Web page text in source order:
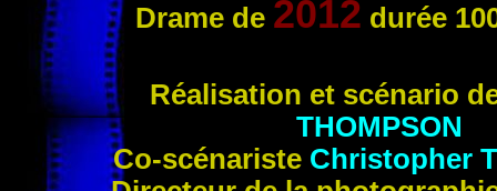
Drame de 2012 durée
Réalisation et scénario
THOMPSON
Co-scénariste Christopher